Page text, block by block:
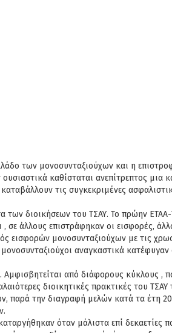
των μονοσυνταξιούχων και η
καθίσταται ανεπίτρεπτος μια
τις συγκεκριμένες
των διοικήσεων του ΤΣΑΥ. Το πρώην
άλλους επιστράφηκαν οι εισφορές,
εισφορών μονοσυνταξιούχων με τις
αναγκαστικά κατέφυγαν
Αμφισβητείται από διάφορους κύκλους ,
διοικητικές πρακτικές του ΤΣΑΥ
παρά την διαγραφή μελών κατά τα έτη
όταν μάλιστα επί δεκαετίες